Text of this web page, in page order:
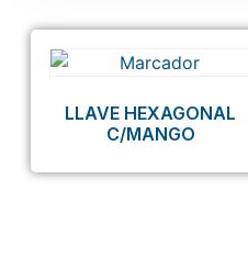
LLAVE HEXAGONAL
C/MANGO